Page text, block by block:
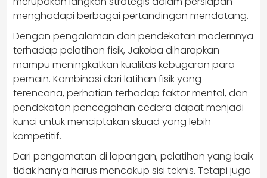
menghadapi berbagai pertandingan mendatang.
Dengan pengalaman dan pendekatan modernnya
terhadap pelatihan fisik, Jakoba diharapkan
mampu meningkatkan kualitas kebugaran para
pemain. Kombinasi dari latihan fisik yang
terencana, perhatian terhadap faktor mental, dan
pendekatan pencegahan cedera dapat menjadi
kunci untuk menciptakan skuad yang lebih
kompetitif.
Dari pengamatan di lapangan, pelatihan yang baik
tidak hanya harus mencakup sisi teknis. Tetapi juga